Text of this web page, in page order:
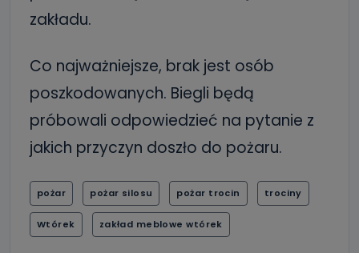
zakładu.
Co najważniejsze, brak jest osób
poszkodowanych. Biegli będą
próbowali odpowiedzieć na pytanie z
jakich przyczyn doszło do pożaru.
pożar pożar silosu pożar trocin trociny
Wtórek zakład meblowe wtórek